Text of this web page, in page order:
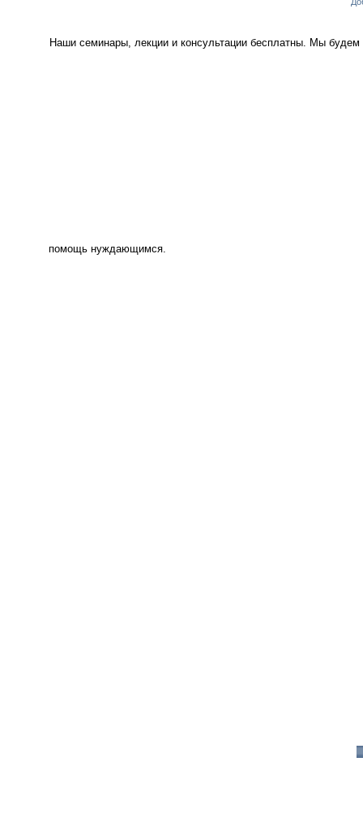
Наши семинары, лекции и консультации бесплатны. Мы
помощь нуждающимся.